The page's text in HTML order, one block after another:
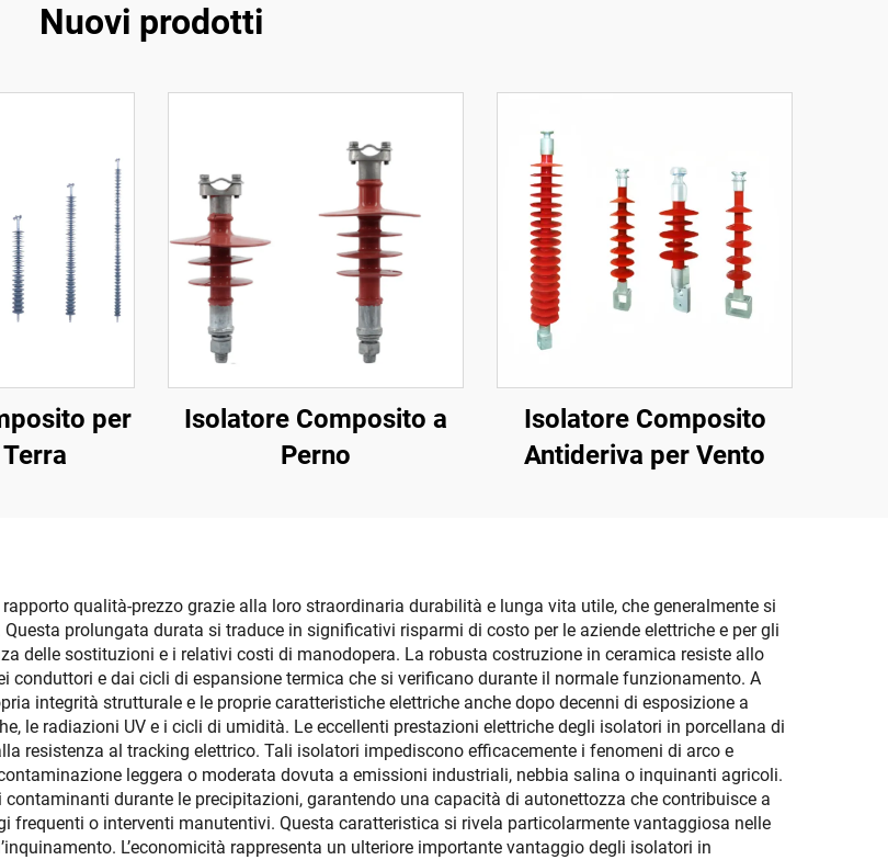
Nuovi prodotti
per
Isolatore Composito a
Perno
Isolatore Composito
Antideriva per Vento
qualità-prezzo grazie alla loro straordinaria durabilità e lunga vita utile, che generalmente si
prolungata durata si traduce in significativi risparmi di costo per le aziende elettriche e per gli
delle sostituzioni e i relativi costi di manodopera. La robusta costruzione in ceramica resiste allo
conduttori e dai cicli di espansione termica che si verificano durante il normale funzionamento. A
integrità strutturale e le proprie caratteristiche elettriche anche dopo decenni di esposizione a
le radiazioni UV e i cicli di umidità. Le eccellenti prestazioni elettriche degli isolatori in porcellana di
resistenza al tracking elettrico. Tali isolatori impediscono efficacemente i fenomeni di arco e
leggera o moderata dovuta a emissioni industriali, nebbia salina o inquinanti agricoli.
durante le precipitazioni, garantendo una capacità di autonettozza che contribuisce a
frequenti o interventi manutentivi. Questa caratteristica si rivela particolarmente vantaggiosa nelle
L’economicità rappresenta un ulteriore importante vantaggio degli isolatori in